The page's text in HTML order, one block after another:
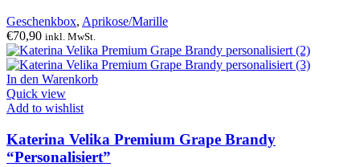
Geschenkbox, Aprikose/Marille
€70,90 inkl. MwSt.
In den Warenkorb
Quick view
Add to wishlist
Katerina Velika Premium Grape Brandy
“Personalisiert”